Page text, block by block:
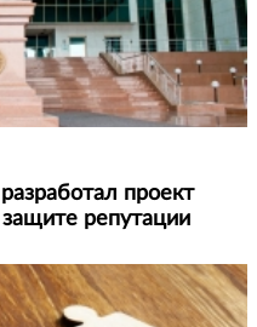
проект
репутации